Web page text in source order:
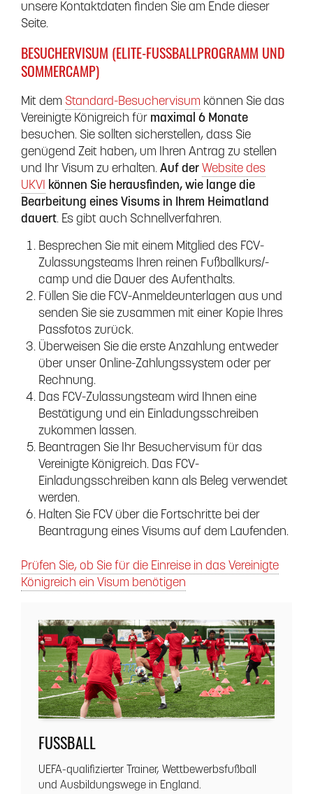
unsere Kontaktdaten finden Sie am Ende dieser
Seite.
BESUCHERVISUM (ELITE-FUSSBALLPROGRAMM UND S
OMMERCAMP)
Mit dem Standard-Besuchervisum können Sie das
Vereinigte Königreich für maximal 6 Monate
besuchen. Sie sollten sicherstellen, dass Sie
genügend Zeit haben, um Ihren Antrag zu stellen
und Ihr Visum zu erhalten. Auf der Website des
UKVI können Sie herausfinden, wie lange die
Bearbeitung eines Visums in Ihrem Heimatland
dauert. Es gibt auch Schnellverfahren.
Besprechen Sie mit einem Mitglied des FCV-
Zulassungsteams Ihren reinen Fußballkurs/-
camp und die Dauer des Aufenthalts.
Füllen Sie die FCV-Anmeldeunterlagen aus und
senden Sie sie zusammen mit einer Kopie Ihres
Passfotos zurück.
Überweisen Sie die erste Anzahlung entweder
über unser Online-Zahlungssystem oder per
Rechnung.
Das FCV-Zulassungsteam wird Ihnen eine
Bestätigung und ein Einladungsschreiben
zukommen lassen.
Beantragen Sie Ihr Besuchervisum für das
Vereinigte Königreich. Das FCV-
Einladungsschreiben kann als Beleg verwendet
werden.
Halten Sie FCV über die Fortschritte bei der
Beantragung eines Visums auf dem Laufenden.
Prüfen Sie, ob Sie für die Einreise in das Vereinigte
Königreich ein Visum benötigen
FUSSBALL
UEFA-qualifizierter Trainer, Wettbewerbsfußball
und Ausbildungswege in England.